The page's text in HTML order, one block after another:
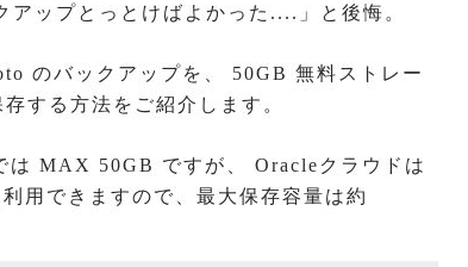
アップとっとけばよかった....」と後悔。
のバックアップを、 50GB 無料ストレー
する方法をご紹介します。
は MAX 50GB ですが、 Oracleクラウドは
用できますので、最大保存容量は約